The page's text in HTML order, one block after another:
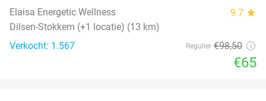
Elaisa Energetic Wellness 9.7 star
Dilsen-Stokkem (+1 locatie) (13 km)
Verkocht: 1.567
Regulier €98,50
€65